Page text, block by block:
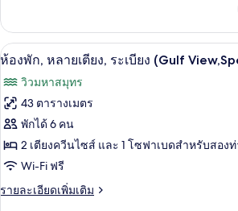
1
sofabed)
&
1
sofabed)
อำนวย
ความ
สะดวก
สำหรับ
ผู้
พิการ
(2
queenbed
&
เกี่ยว
กับ
ห้อง
พร้อม
สิ่ง
อำนวย
ความ
สะดวก
สำหรับ
พิการ
เปิด
ภาพถ่าย
ทั้งหมด
ของ
ห้อง
พัก,
หลาย
8
ห้องพัก, หลายเตียง, ระเบียง (Gulf
วิวมหาสมุทร
43 ตารางเมตร
พักได้ 6 คน
2 เตียงควีนไซส์ และ 1 โซฟาเบดสำหรับสอง
Wi-Fi ฟรี
รายละเอียดเพิ่มเติม
ราย